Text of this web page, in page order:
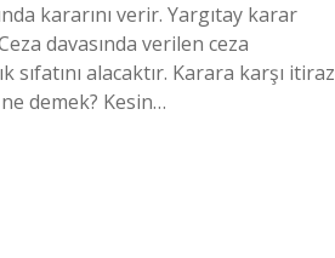
kararını verir. Yargıtay karar
davasında verilen ceza
alacaktır. Karara karşı itiraz
demek? Kesin…